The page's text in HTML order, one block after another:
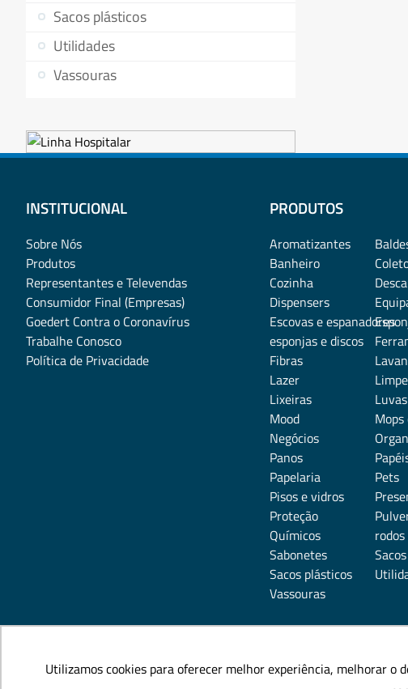
Utilizamos cookies para oferecer melhor experiência, melhorar o
Utilizamos cookies para oferecer melhor experiência, melhorar o
Sacos plásticos
Utilidades
Vassouras
INSTITUCIONAL
Sobre Nós
Produtos
Representantes e Televendas
Consumidor Final (Empresas)
Goedert Contra o Coronavírus
Trabalhe Conosco
Política de Privacidade
PRODUTOS
Aromatizantes
Banheiro
Cozinha
Dispensers
Escovas e espanadores
esponjas e discos
Fibras
Lazer
Lixeiras
Luvas
Mood
Negócios
Panos
Papelaria
Pets
Pisos e vidros
Proteção
Químicos
Sabonetes
Sacos plásticos
Vassouras